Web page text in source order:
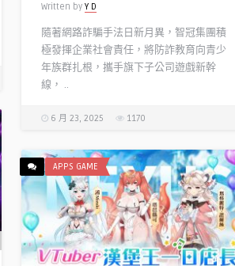
Written by Y D
隨著網路詐騙手法日新月異，智冠集團積
極發揮企業社會責任，將防詐教育向青少
年族群扎根，攜手旗下子公司遊戲新幹
線， ..
6 月 23, 2025 1170
APPS GAME